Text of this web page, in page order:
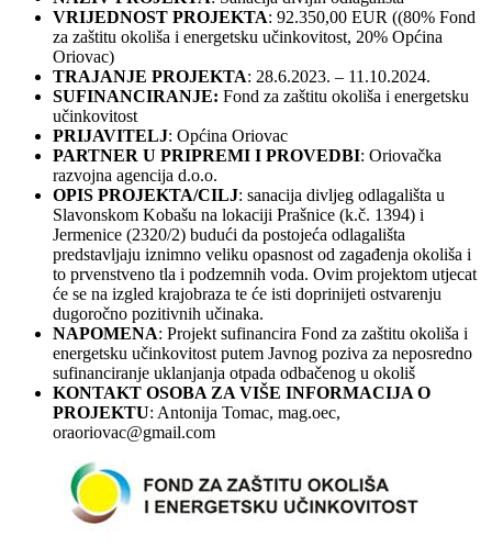
VRIJEDNOST PROJEKTA: 92.350,00 EUR ((80% Fond
za zaštitu okoliša i energetsku učinkovitost, 20% Općina
Oriovac)
TRAJANJE PROJEKTA: 28.6.2023. – 11.10.2024.
SUFINANCIRANJE: Fond za zaštitu okoliša i energetsku
učinkovitost
PRIJAVITELJ: Općina Oriovac
PARTNER U PRIPREMI I PROVEDBI: Oriovačka
razvojna agencija d.o.o.
OPIS PROJEKTA/CILJ: sanacija divljeg odlagališta u
Slavonskom Kobašu na lokaciji Prašnice (k.č. 1394) i
Jermenice (2320/2) budući da postojeća odlagališta
predstavljaju iznimno veliku opasnost od zagađenja okoliša i
to prvenstveno tla i podzemnih voda. Ovim projektom utjecat
će se na izgled krajobraza te će isti doprinijeti ostvarenju
dugoročno pozitivnih učinaka.
NAPOMENA: Projekt sufinancira Fond za zaštitu okoliša i
energetsku učinkovitost putem Javnog poziva za neposredno
sufinanciranje uklanjanja otpada odbačenog u okoliš
KONTAKT OSOBA ZA VIŠE INFORMACIJA O
PROJEKTU: Antonija Tomac, mag.oec,
oraoriovac@gmail.com